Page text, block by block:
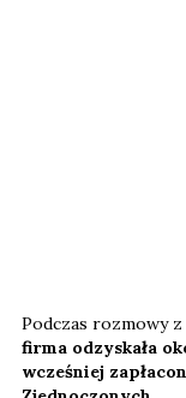
Podczas rozmowy z
firma odzyskała
wcześniej